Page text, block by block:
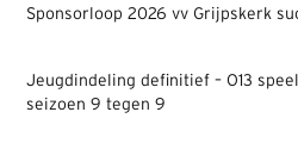
Sponsorloop 2026 vv Grijpskerk
Jeugdindeling definitief – O13
seizoen 9 tegen 9